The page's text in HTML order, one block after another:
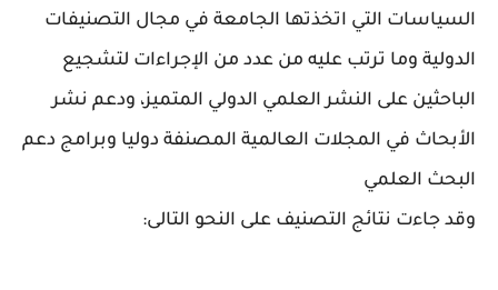
السياسات التي اتخذتها الجامعة في مجال التصنيفات
الدولية وما ترتب عليه من عدد من الإجراءات لتشجيع
الباحثين على النشر العلمي الدولي المتميز، ودعم نشر
الأبحاث في المجلات العالمية المصنفة دوليا وبرامج دعم
البحث العلمي
وقد جاءت نتائج التصنيف على النحو التالى: